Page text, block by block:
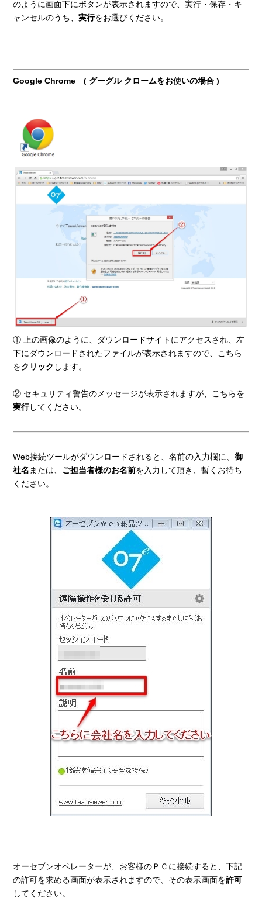
のように画面下にボタンが表示されますので、実行・保存・キ
ャンセルのうち、実行をお選びください。
Google Chrome ( グーグル クロームをお使いの場合 )
① 上の画像のように、ダウンロードサイトにアクセスされ、左
下にダウンロードされたファイルが表示されますので、こちら
をクリック します。
② セキュリティ警告のメッセージが表示されますが、こちらを
実行してください。
Web接続ツールがダウンロードされると、名前の入力欄に、御
社名 または、 ご担当者様のお名前を入力して頂き、暫くお待ち
ください。
オーセブンオペレーターが、お客様のＰＣに接続すると、下記
の許可を求める画面が表示されますので、その表示画面を許可
してください。